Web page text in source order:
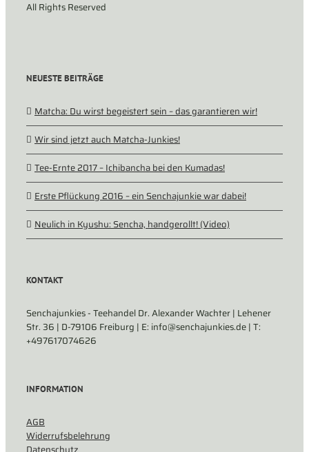
All Rights Reserved
NEUESTE BEITRÄGE
Matcha: Du wirst begeistert sein – das garantieren wir!
Wir sind jetzt auch Matcha-Junkies!
Tee-Ernte 2017 – Ichibancha bei den Kumadas!
Erste Pflückung 2016 – ein Senchajunkie war dabei!
Neulich in Kyushu: Sencha, handgerollt! (Video)
KONTAKT
Senchajunkies - Teehandel Dr. Alexander Wachter | Lehener
Str. 36 | D-79106 Freiburg | E: info@senchajunkies.de | T:
+497617074626
INFORMATION
AGB
Widerrufsbelehrung